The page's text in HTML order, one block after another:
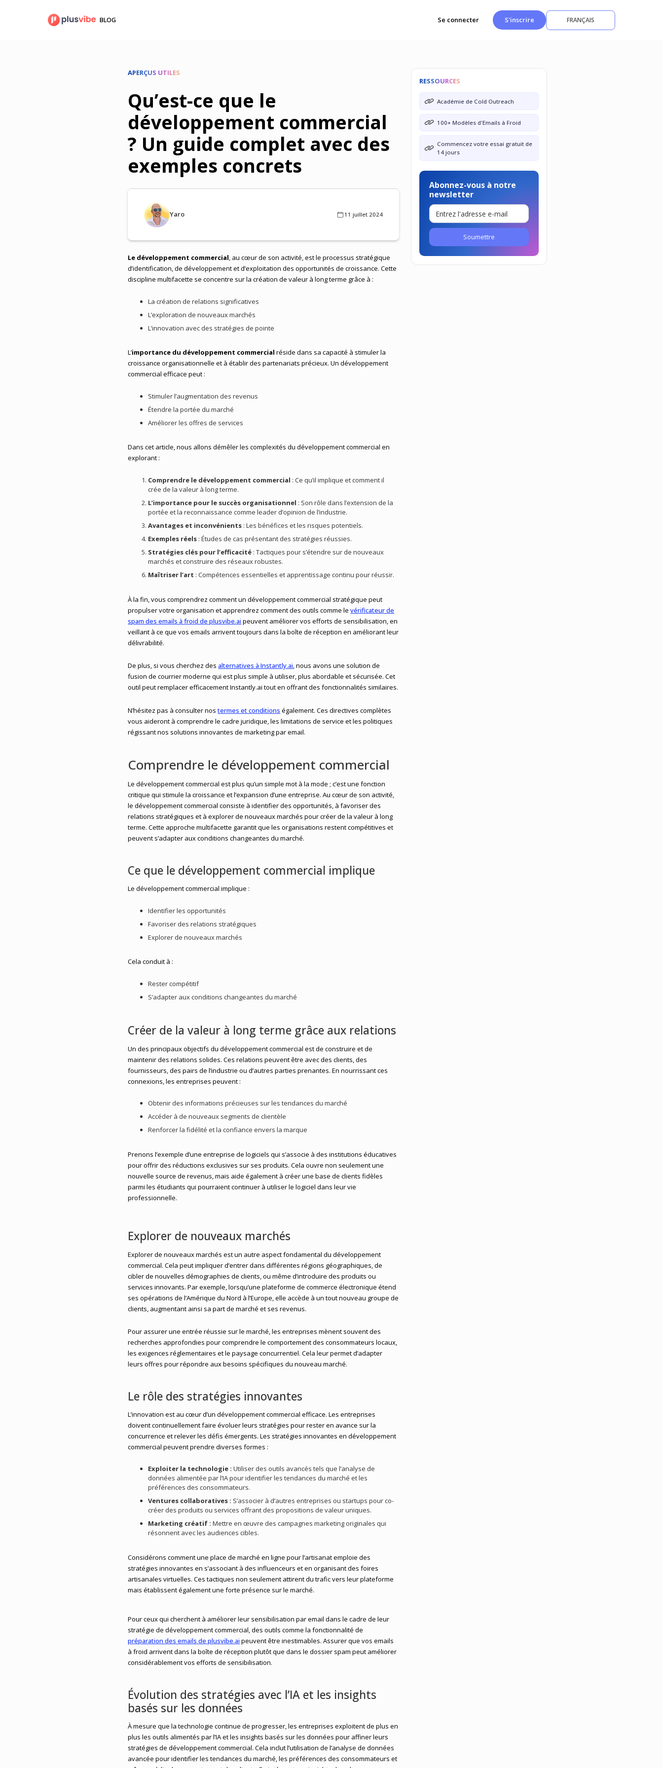
BLOG Se connecter S'inscrire FRANÇAIS
APERÇUS UTILES
Qu’est-ce que le
développement commercial
? Un guide complet avec des
exemples concrets
Yaro 11 juillet 2024
Le développement commercial, au cœur de son activité, est le processus stratégique
d’identification, de développement et d’exploitation des opportunités de croissance. Cette
discipline multifacette se concentre sur la création de valeur à long terme grâce à :
La création de relations significatives
L’exploration de nouveaux marchés
L’innovation avec des stratégies de pointe
L’importance du développement commercial réside dans sa capacité à stimuler la
croissance organisationnelle et à établir des partenariats précieux. Un développement
commercial efficace peut :
Stimuler l’augmentation des revenus
Étendre la portée du marché
Améliorer les offres de services
Dans cet article, nous allons démêler les complexités du développement commercial en
explorant :
Comprendre le développement commercial : Ce qu’il implique et comment il
crée de la valeur à long terme.
L’importance pour le succès organisationnel : Son rôle dans l’extension de la
portée et la reconnaissance comme leader d’opinion de l’industrie.
Avantages et inconvénients: Les bénéfices et les risques potentiels.
Exemples réels: Études de cas présentant des stratégies réussies.
Stratégies clés pour l’efficacité: Tactiques pour s’étendre sur de nouveaux
marchés et construire des réseaux robustes.
Maîtriser l’art : Compétences essentielles et apprentissage continu pour réussir.
À la fin, vous comprendrez comment un développement commercial stratégique peut
propulser votre organisation et apprendrez comment des outils comme levérificateur de
spam des emails à froid de plusvibe.ai peuvent améliorer vos efforts de sensibilisation, en
veillant à ce que vos emails arrivent toujours dans la boîte de réception en améliorant leur
délivrabilité.
De plus, si vous cherchez desalternatives à Instantly.ai, nous avons une solution de
fusion de courrier moderne qui est plus simple à utiliser, plus abordable et sécurisée. Cet
outil peut remplacer efficacement Instantly.ai tout en offrant des fonctionnalités similaires.
N’hésitez pas à consulter nostermes et conditions également. Ces directives complètes
vous aideront à comprendre le cadre juridique, les limitations de service et les politiques
régissant nos solutions innovantes de marketing par email.
Comprendre le développement commercial
Le développement commercial est plus qu’un simple mot à la mode ; c’est une fonction
critique qui stimule la croissance et l’expansion d’une entreprise. Au cœur de son activité,
le développement commercial consiste à identifier des opportunités, à favoriser des
relations stratégiques et à explorer de nouveaux marchés pour créer de la valeur à long
terme. Cette approche multifacette garantit que les organisations restent compétitives et
peuvent s’adapter aux conditions changeantes du marché.
Ce que le développement commercial implique
Le développement commercial implique :
Identifier les opportunités
Favoriser des relations stratégiques
Explorer de nouveaux marchés
Cela conduit à :
Rester compétitif
S’adapter aux conditions changeantes du marché
Créer de la valeur à long terme grâce aux relations
Un des principaux objectifs du développement commercial est de construire et de
maintenir des relations solides. Ces relations peuvent être avec des clients, des
fournisseurs, des pairs de l’industrie ou d’autres parties prenantes. En nourrissant ces
connexions, les entreprises peuvent :
Obtenir des informations précieuses sur les tendances du marché
Accéder à de nouveaux segments de clientèle
Renforcer la fidélité et la confiance envers la marque
Prenons l’exemple d’une entreprise de logiciels qui s’associe à des institutions éducatives
pour offrir des réductions exclusives sur ses produits. Cela ouvre non seulement une
nouvelle source de revenus, mais aide également à créer une base de clients fidèles
parmi les étudiants qui pourraient continuer à utiliser le logiciel dans leur vie
professionnelle.
Explorer de nouveaux marchés
Explorer de nouveaux marchés est un autre aspect fondamental du développement
commercial. Cela peut impliquer d’entrer dans différentes régions géographiques, de
cibler de nouvelles démographies de clients, ou même d’introduire des produits ou
services innovants. Par exemple, lorsqu’une plateforme de commerce électronique étend
ses opérations de l’Amérique du Nord à l’Europe, elle accède à un tout nouveau groupe de
clients, augmentant ainsi sa part de marché et ses revenus.
Pour assurer une entrée réussie sur le marché, les entreprises mènent souvent des
recherches approfondies pour comprendre le comportement des consommateurs locaux,
les exigences réglementaires et le paysage concurrentiel. Cela leur permet d’adapter
leurs offres pour répondre aux besoins spécifiques du nouveau marché.
Le rôle des stratégies innovantes
L’innovation est au cœur d’un développement commercial efficace. Les entreprises
doivent continuellement faire évoluer leurs stratégies pour rester en avance sur la
concurrence et relever les défis émergents. Les stratégies innovantes en développement
commercial peuvent prendre diverses formes :
Exploiter la technologie : Utiliser des outils avancés tels que l’analyse de
données alimentée par l’IA pour identifier les tendances du marché et les
préférences des consommateurs.
Ventures collaboratives : S’associer à d’autres entreprises ou startups pour co-
créer des produits ou services offrant des propositions de valeur uniques.
Marketing créatif : Mettre en œuvre des campagnes marketing originales qui
résonnent avec les audiences cibles.
Considérons comment une place de marché en ligne pour l’artisanat emploie des
stratégies innovantes en s’associant à des influenceurs et en organisant des foires
artisanales virtuelles. Ces tactiques non seulement attirent du trafic vers leur plateforme
mais établissent également une forte présence sur le marché.
Pour ceux qui cherchent à améliorer leur sensibilisation par email dans le cadre de leur
stratégie de développement commercial, des outils comme la fonctionnalité de
préparation des emails de plusvibe.ai peuvent être inestimables. Assurer que vos emails
à froid arrivent dans la boîte de réception plutôt que dans le dossier spam peut améliorer
considérablement vos efforts de sensibilisation.
Évolution des stratégies avec l’IA et les insights
basés sur les données
À mesure que la technologie continue de progresser, les entreprises exploitent de plus en
plus les outils alimentés par l’IA et les insights basés sur les données pour affiner leurs
stratégies de développement commercial. Cela inclut l’utilisation de l’analyse de données
avancée pour identifier les tendances du marché, les préférences des consommateurs et
RESSOURCES
Académie de Cold Outreach
100+ Modèles d'Emails à Froid
Commencez votre essai gratuit de
14 jours
Abonnez-vous à notre
newsletter
Soumettre